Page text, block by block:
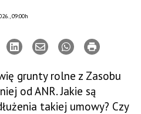
09:00h
grunty rolne z Zasobu
od ANR. Jakie są
takiej umowy? Czy